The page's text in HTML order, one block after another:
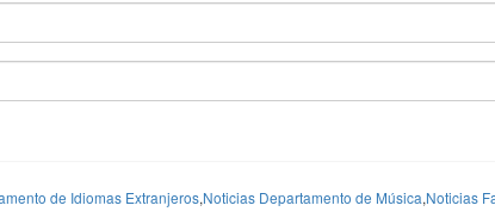
de Idiomas Extranjeros,Noticias Departamento de Música,Noticias